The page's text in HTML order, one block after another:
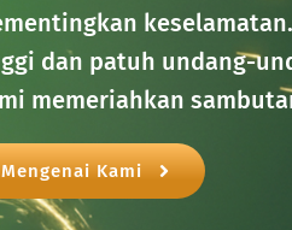
dan patuh undang-
memeriahkan
Mengenai Kami